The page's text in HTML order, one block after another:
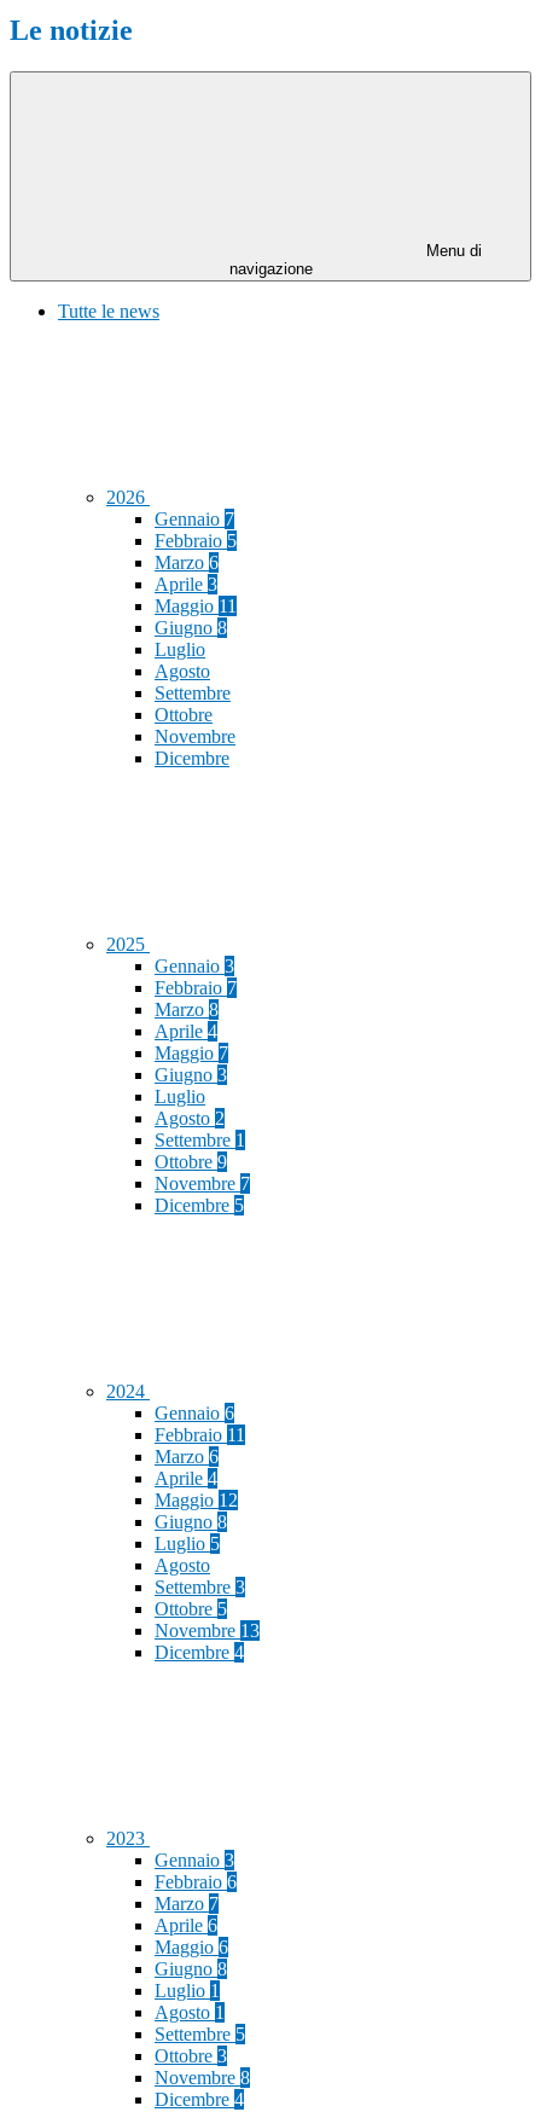
Le notizie
Menu di
navigazione
Tutte le news
2026
Gennaio 7
Febbraio 5
Marzo 6
Aprile 3
Maggio 11
Giugno 8
Luglio
Agosto
Settembre
Ottobre
Novembre
Dicembre
2025
Gennaio 3
Febbraio 7
Marzo 8
Aprile 4
Maggio 7
Giugno 3
Luglio
Agosto 2
Settembre 1
Ottobre 9
Novembre 7
Dicembre 5
2024
Gennaio 6
Febbraio 11
Marzo 6
Aprile 4
Maggio 12
Giugno 8
Luglio 5
Agosto
Settembre 3
Ottobre 5
Novembre 13
Dicembre 4
2023
Gennaio 3
Febbraio 6
Marzo 7
Aprile 6
Maggio 6
Giugno 8
Luglio 1
Agosto 1
Settembre 5
Ottobre 3
Novembre 8
Dicembre 4